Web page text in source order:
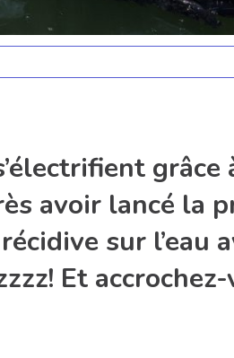
grâce
avoir lancé la
sur l’eau
Et